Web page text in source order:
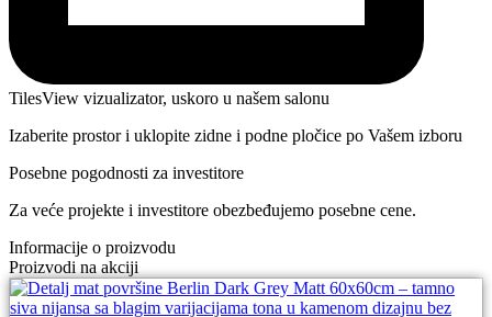
TilesView vizualizator, uskoro u našem salonu
Izaberite prostor i uklopite zidne i podne pločice po Vašem izboru
Posebne pogodnosti za investitore
Za veće projekte i investitore obezbeđujemo posebne cene.
Informacije o proizvodu
Proizvodi na akciji